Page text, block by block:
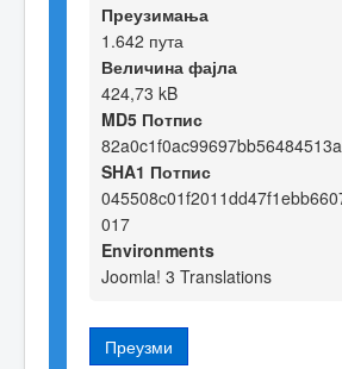
Преузимања
1.642 пута
Величина фајла
424,73 kB
MD5 Потпис
SHA1 Потпис
017
Environments
Joomla! 3 Translations
Преузми